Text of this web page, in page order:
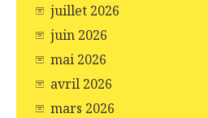
juillet 2026
juin 2026
mai 2026
avril 2026
mars 2026